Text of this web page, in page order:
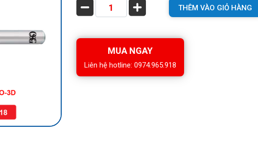
THÊM VÀO GIỎ HÀNG
MUA NGAY
Liên hệ hotline: 0974.965.918